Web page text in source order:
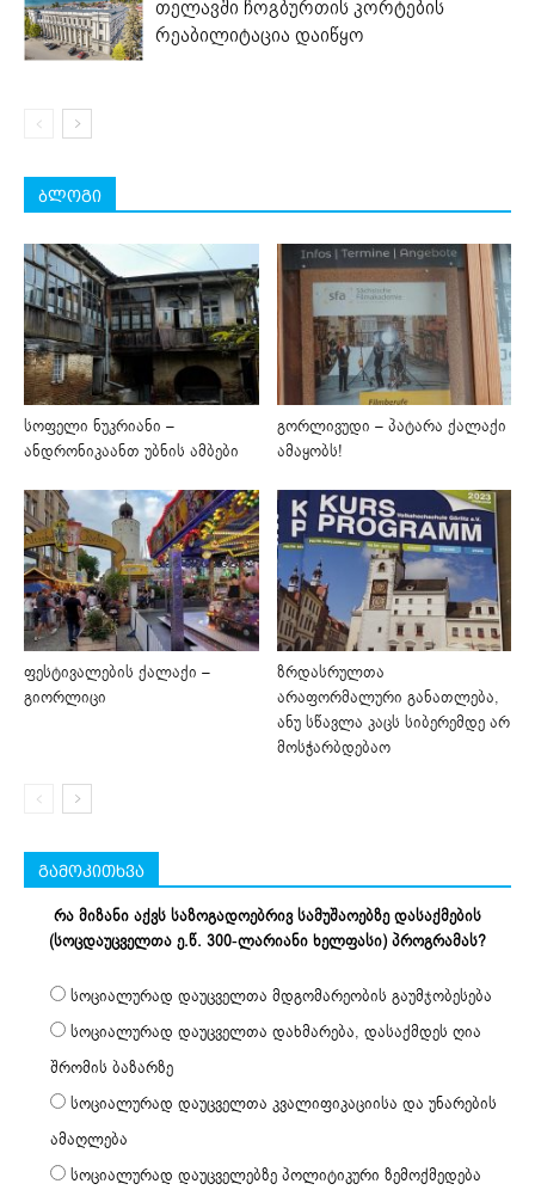
თელავში ჩოგბურთის კორტების
რეაბილიტაცია დაიწყო
ბლოგი
სოფელი ნუკრიანი –
ანდრონიკაანთ უბნის ამბები
გორლივუდი – პატარა ქალაქი
ამაყობს!
ფესტივალების ქალაქი –
გიორლიცი
ზრდასრულთა
არაფორმალური განათლება,
ანუ სწავლა კაცს სიბერემდე არ
მოსჭარბდებაო
გამოკითხვა
რა მიზანი აქვს საზოგადოებრივ სამუშაოებზე დასაქმების
(სოცდაუცველთა ე.წ. 300-ლარიანი ხელფასი) პროგრამას?
სოციალურად დაუცველთა მდგომარეობის გაუმჯობესება
სოციალურად დაუცველთა დახმარება, დასაქმდეს ღია
შრომის ბაზარზე
სოციალურად დაუცველთა კვალიფიკაციისა და უნარების
ამაღლება
სოციალურად დაუცველებზე პოლიტიკური ზემოქმედება